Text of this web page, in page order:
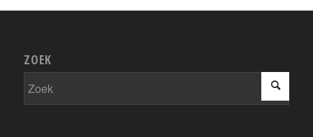
ZOEK